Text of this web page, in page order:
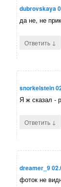
dubrovskaya
да не, не
Ответить ↓
snorkelstein
Я ж сказал -
Ответить ↓
dreamer_9
фоток не